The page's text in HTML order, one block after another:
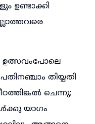
ഉണ്ടാക്കി
തിയ്യതി
ചെന്നു;
യാഗം